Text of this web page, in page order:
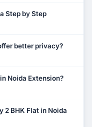
Step by Step
better privacy?
Noida Extension?
2 BHK Flat in Noida